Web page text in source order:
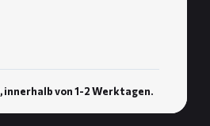
, innerhalb von 1-2 Werktagen.